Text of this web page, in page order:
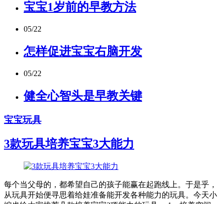
宝宝1岁前的早教方法
05/22
怎样促进宝宝右脑开发
05/22
健全心智头是早教关键
宝宝玩具
3款玩具培养宝宝3大能力
每个当父母的，都希望自己的孩子能赢在起跑线上。于是乎，
从玩具开始便寻思着给娃准备能开发各种能力的玩具。今天小